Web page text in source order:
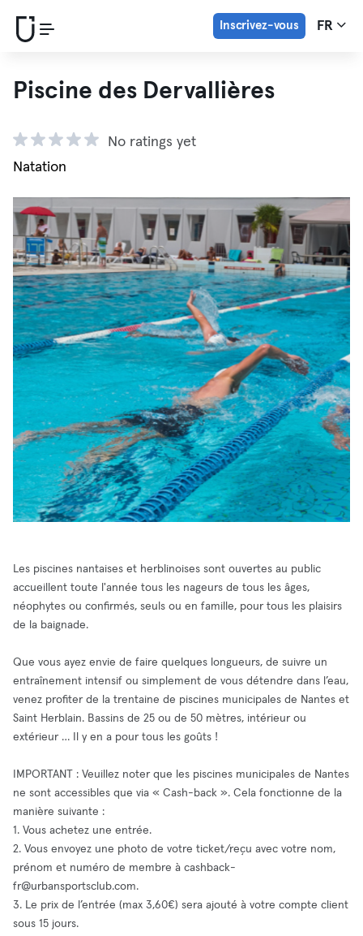
Inscrivez-vous FR
Piscine des Dervallières
No ratings yet
Natation
Les piscines nantaises et herblinoises sont ouvertes au public
accueillent toute l'année tous les nageurs de tous les âges,
néophytes ou confirmés, seuls ou en famille, pour tous les plaisirs
de la baignade.
Que vous ayez envie de faire quelques longueurs, de suivre un
entraînement intensif ou simplement de vous détendre dans l’eau,
venez profiter de la trentaine de piscines municipales de Nantes et
Saint Herblain. Bassins de 25 ou de 50 mètres, intérieur ou
extérieur … Il y en a pour tous les goûts !
IMPORTANT : Veuillez noter que les piscines municipales de Nantes
ne sont accessibles que via « Cash-back ». Cela fonctionne de la
manière suivante :
1. Vous achetez une entrée.
2. Vous envoyez une photo de votre ticket/reçu avec votre nom,
prénom et numéro de membre à cashback-
fr@urbansportsclub.com.
3. Le prix de l’entrée (max 3,60€) sera ajouté à votre compte client
sous 15 jours.